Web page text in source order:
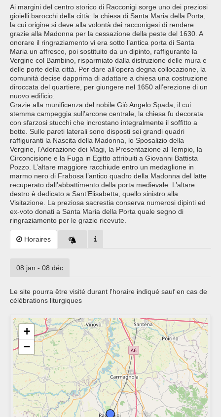
Ai margini del centro storico di Racconigi sorge uno dei preziosi
gioielli barocchi della città: la chiesa di Santa Maria della Porta,
la cui origine si deve alla volontà dei racconigesi di rendere
grazie alla Madonna per la cessazione della peste del 1630. A
onorare il ringraziamento vi era sotto l’antica porta di Santa
Maria un affresco, poi sostituito da un dipinto, raffigurante la
Vergine col Bambino, risparmiato dalla distruzione delle mura e
delle porte della città. Per dare all’opera degna collocazione, la
comunità decise dapprima di adattare a chiesa una costruzione
diroccata del quartiere, per giungere nel 1650 all’erezione di un
nuovo edificio.
Grazie alla munificenza del nobile Giò Angelo Spada, il cui
stemma campeggia sull’arcone centrale, la chiesa fu decorata
con sfarzosi stucchi che incrostano integralmente il soffitto a
botte. Sulle pareti laterali sono disposti sei grandi quadri
raffiguranti la Nascita della Madonna, lo Sposalizio della
Vergine, l’Adorazione dei Magi, la Presentazione al Tempio, la
Circoncisione e la Fuga in Egitto attribuiti a Giovanni Battista
Pozzo. L’altare maggiore racchiude entro un medaglione in
marmo nero di Frabosa l’antico quadro della Madonna del latte
recuperato dall’abbattimento della porta medievale. L’altare
destro è dedicato a Sant’Elisabetta, quello sinistro alla
Visitazione. La preziosa sacrestia conserva numerosi dipinti ed
ex-voto donati a Santa Maria della Porta quale segno di
ringraziamento per le grazie ricevute.
Horaires
08 jan - 08 déc
Le site pourra être visité durant l'horaire indiqué sauf en cas de
célébrations liturgiques
+
−